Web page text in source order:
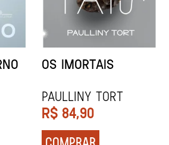
ORAÇÃO PARA
Socorro Acioli
R$ 74,90